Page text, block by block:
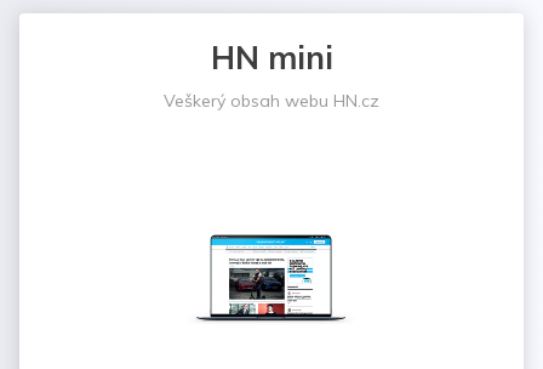
HN mini
Veškerý obsah webu HN.cz